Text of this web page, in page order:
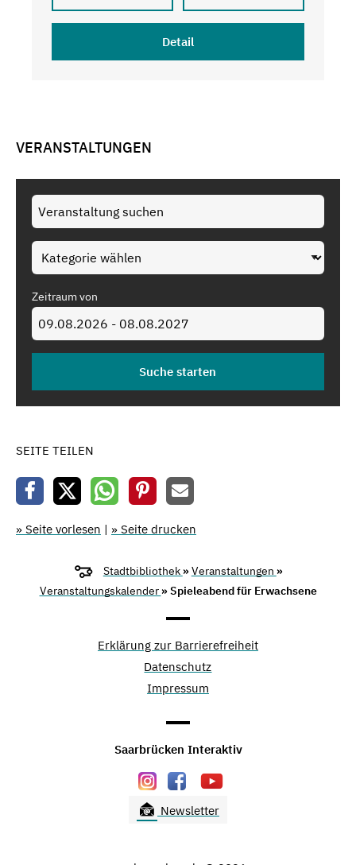
Detail
VERANSTALTUNGEN
Zeitraum von
SEITE TEILEN
» Seite vorlesen | » Seite drucken
Stadtbibliothek »Veranstaltungen »
Veranstaltungskalender » Spieleabend für Erwachsene
Erklärung zur Barrierefreiheit
Datenschutz
Impressum
Saarbrücken Interaktiv
Newsletter